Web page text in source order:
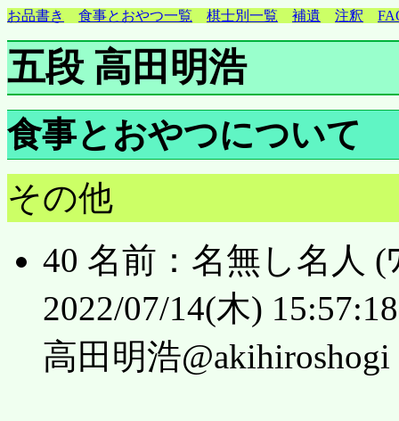
お品書き 食事とおやつ一覧 棋士別一覧 補遺 注釈
五段 高田明浩
食事とおやつについて
その他
40 名前：名無し名人 (
2022/07/14(木)
高田明浩@akihiroshogi